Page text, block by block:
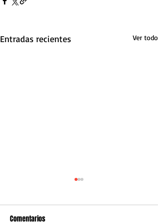
Entradas recientes Ver todo
Comentarios